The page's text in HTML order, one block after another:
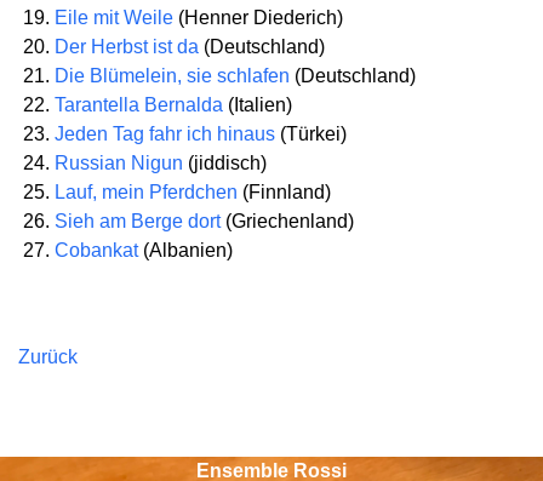
Eile mit Weile (Henner Diederich)
Der Herbst ist da (Deutschland)
Die Blümelein, sie schlafen (Deutschland)
Tarantella Bernalda (Italien)
Jeden Tag fahr ich hinaus (Türkei)
Russian Nigun (jiddisch)
Lauf, mein Pferdchen (Finnland)
Sieh am Berge dort(Griechenland)
Cobankat(Albanien)
Zurück
Ensemble Rossi